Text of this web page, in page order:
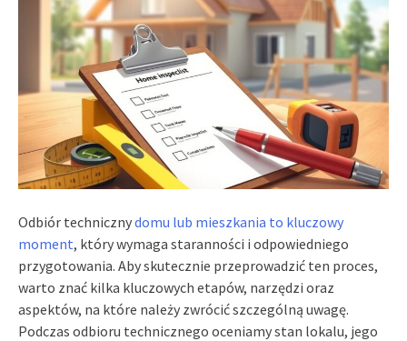
Odbiór technicznydomu lub mieszkania to kluczowy
moment, który wymaga staranności i odpowiedniego
przygotowania. Aby skutecznie przeprowadzić ten proces,
warto znać kilka kluczowych etapów, narzędzi oraz
aspektów, na które należy zwrócić szczególną uwagę.
Podczas odbioru technicznego oceniamy stan lokalu, jego